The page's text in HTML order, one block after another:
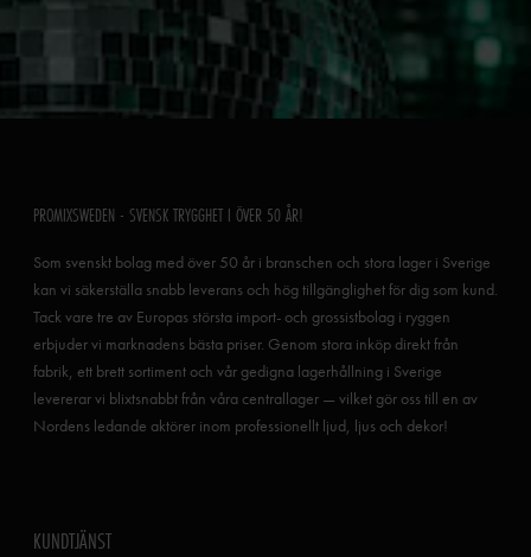
PROMIXSWEDEN - SVENSK TRYGGHET I ÖVER 50 ÅR!
Som svenskt bolag med över 50 år i branschen och stora lager i Sverige
kan vi säkerställa snabb leverans och hög tillgänglighet för dig som kund.
Tack vare tre av Europas största import- och grossistbolag i ryggen
erbjuder vi marknadens bästa priser. Genom stora inköp direkt från
fabrik, ett brett sortiment och vår gedigna lagerhållning i Sverige
levererar vi blixtsnabbt från våra centrallager — vilket gör oss till en av
Nordens ledande aktörer inom professionellt ljud, ljus och dekor!
KUNDTJÄNST